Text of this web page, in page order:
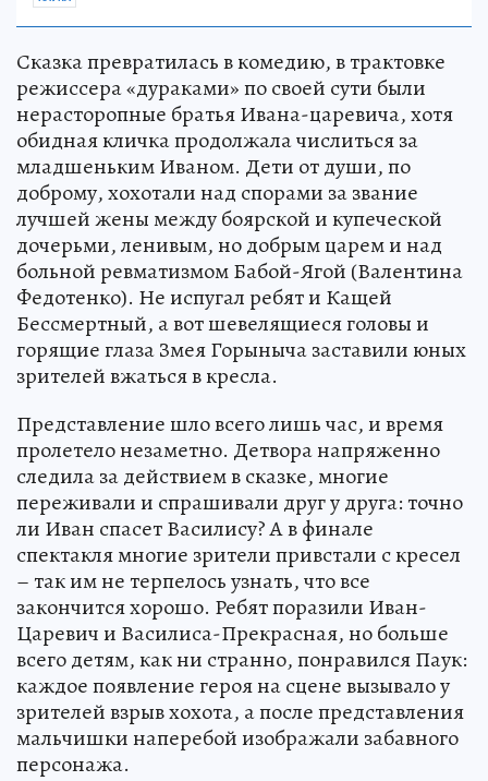
Сказка превратилась в комедию, в трактовке
режиссера «дураками» по своей сути были
нерасторопные братья Ивана-царевича, хотя
обидная кличка продолжала числиться за
младшеньким Иваном. Дети от души, по
доброму, хохотали над спорами за звание
лучшей жены между боярской и купеческой
дочерьми, ленивым, но добрым царем и над
больной ревматизмом Бабой-Ягой (Валентина
Федотенко). Не испугал ребят и Кащей
Бессмертный, а вот шевелящиеся головы и
горящие глаза Змея Горыныча заставили юных
зрителей вжаться в кресла.
Представление шло всего лишь час, и время
пролетело незаметно. Детвора напряженно
следила за действием в сказке, многие
переживали и спрашивали друг у друга: точно
ли Иван спасет Василису? А в финале
спектакля многие зрители привстали с кресел
– так им не терпелось узнать, что все
закончится хорошо. Ребят поразили Иван-
Царевич и Василиса-Прекрасная, но больше
всего детям, как ни странно, понравился Паук:
каждое появление героя на сцене вызывало у
зрителей взрыв хохота, а после представления
мальчишки наперебой изображали забавного
персонажа.